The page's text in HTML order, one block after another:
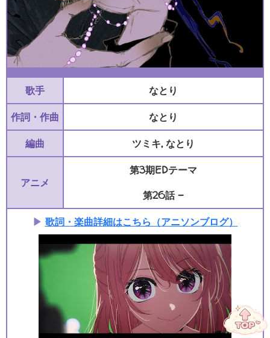
ハローアニメ
歌手
なとり
作詞・作曲
なとり
編曲
ツミキ, なとり
アニメ
第3期EDテーマ
第26話 -
▶ 歌詞・楽曲詳細はこちら（アニソンブログ）